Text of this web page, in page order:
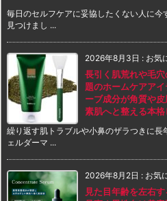
毎日のセルフケアに妥協したくない人に
見つけまし ...
2026年8月3日 : お気
長引く肌荒れや毛
題のホームケアア
ーブ成分が角質や
素肌へと整える本格
繰り返す肌トラブルや小鼻のザラつきに
ェルダーマ ...
2026年8月2日 : お気
見た目年齢を左右